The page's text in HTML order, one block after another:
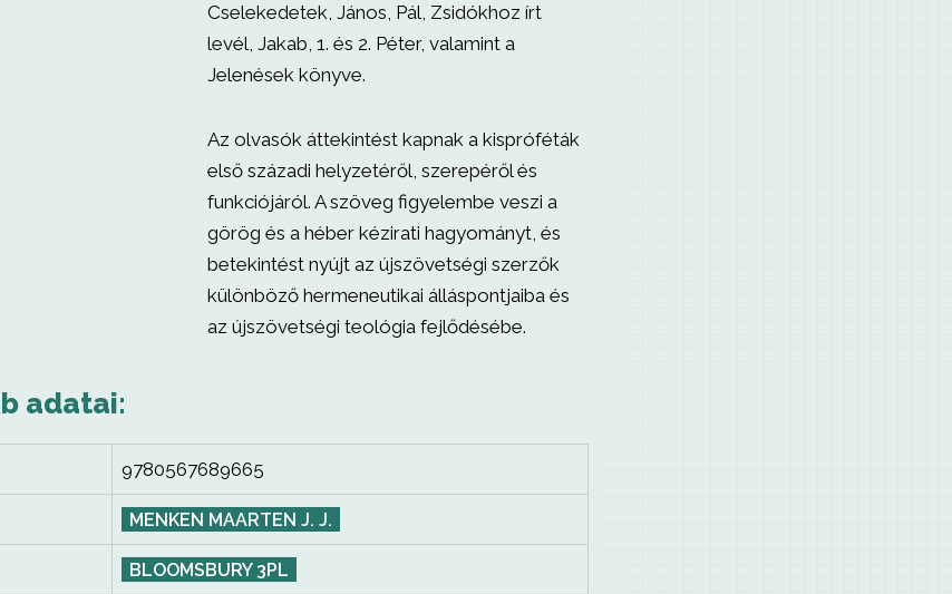
Cselekedetek, János, Pál, Zsidókhoz írt
levél, Jakab, 1. és 2. Péter, valamint a
Jelenések könyve.
Az olvasók áttekintést kapnak a kispróféták
első századi helyzetéről, szerepéről és
funkciójáról. A szöveg figyelembe veszi a
görög és a héber kézirati hagyományt, és
betekintést nyújt az újszövetségi szerzők
különböző hermeneutikai álláspontjaiba és
az újszövetségi teológia fejlődésébe.
adatai:
9780567689665
MENKEN MAARTEN J. J.
BLOOMSBURY 3PL